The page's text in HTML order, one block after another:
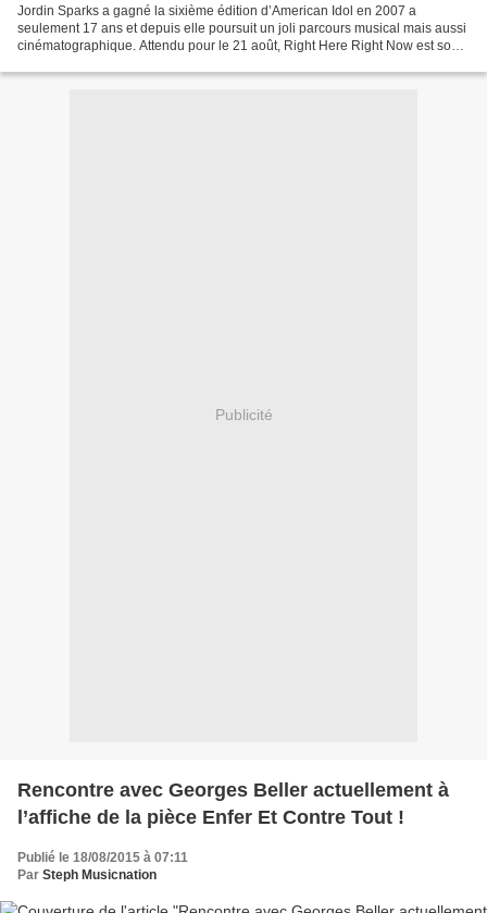
Jordin Sparks a gagné la sixième édition d’American Idol en 2007 a
seulement 17 ans et depuis elle poursuit un joli parcours musical mais aussi
cinématographique. Attendu pour le 21 août, Right Here Right Now est son
Publicité
Rencontre avec Georges Beller actuellement à
l’affiche de la pièce Enfer Et Contre Tout !
Publié le 18/08/2015 à 07:11
Par Steph Musicnation